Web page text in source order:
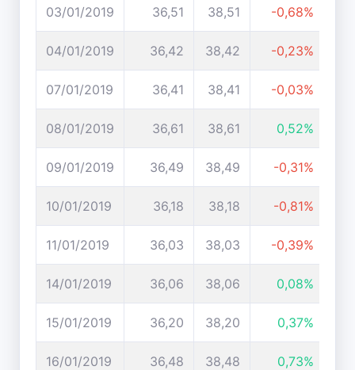
03/01/2019 36,51 38,51 -0,68%
04/01/2019 36,42 38,42 -0,23%
07/01/2019 36,41 38,41 -0,03%
08/01/2019 36,61 38,61 0,52%
09/01/2019 36,49 38,49 -0,31%
10/01/2019 36,18 38,18 -0,81%
11/01/2019 36,03 38,03 -0,39%
14/01/2019 36,06 38,06 0,08%
15/01/2019 36,20 38,20 0,37%
16/01/2019 36,48 38,48 0,73%